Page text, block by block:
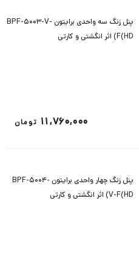
پنل زنگ سه واحدی برایتون BPF-5003-V-
F(HD) اثر انگشتی و کارتی
11,760,000 تومان
پنل زنگ چهار واحدی برایتون BPF-5004-
V-F(HD) اثر انگشتی و کارتی